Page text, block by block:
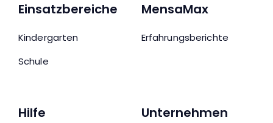
Einsatzbereiche
Kindergarten
Schule
MensaMax
Erfahrungsberichte
Hilfe Unternehmen